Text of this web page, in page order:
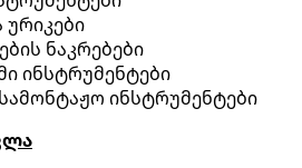
ურიკები
ნაკრებები
ინსტრუმენტები
ინსტრუმენტები